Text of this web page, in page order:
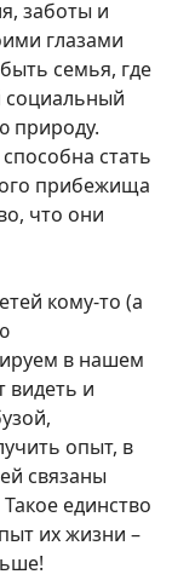
заботы и
глазами
семья, где
социальный
природу.
стать
прибежища
что они
кому-то (а
в нашем
видеть и
опыт, в
связаны
единство
их жизни –